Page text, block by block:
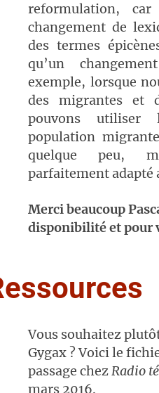
reformulation,
changement de
des termes
qu’un
exemple, lorsque
des migrantes et
pouvons
population
quelque peu,
parfaitement adapté
Merci beaucoup
disponibilité et pour
Vous souhaitez
Gygax ? Voici le
passage chezRadio
mars 2016.